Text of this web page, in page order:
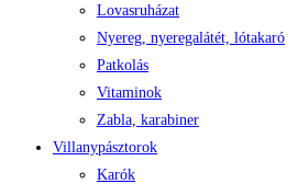
Lovasruházat
Nyereg, nyeregalátét, lótakaró
Patkolás
Vitaminok
Zabla, karabiner
Villanypásztorok
Karók